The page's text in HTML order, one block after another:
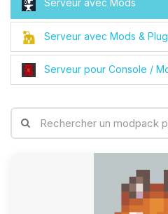
Serveur avec Mods
Serveur avec Mods &
Serveur pour Console /
tu as besoin et je
petits circuits pour
06/08/2026 à 12:00